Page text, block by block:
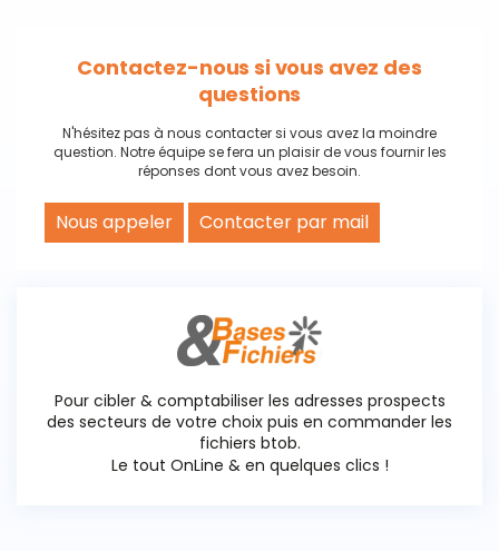
Contactez-nous si vous avez des
questions
N'hésitez pas à nous contacter si vous avez la moindre
question. Notre équipe se fera un plaisir de vous fournir les
réponses dont vous avez besoin.
Nous appeler Contacter par mail
Pour cibler & comptabiliser les adresses prospects
des secteurs de votre choix puis en commander les
fichiers btob.
Le tout OnLine & en quelques clics !